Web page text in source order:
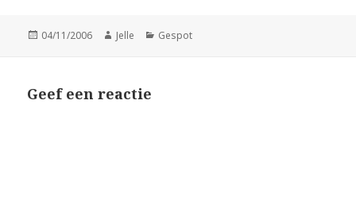
Geplaatst
04/11/2006 Auteur
Jelle Categorieën
Gespot
Geef een reactie